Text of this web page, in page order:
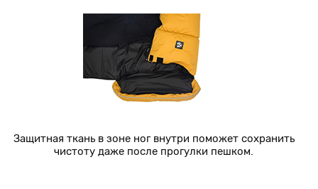
Защитная ткань в зоне ног внутри поможет сохранить
чистоту даже после прогулки пешком.